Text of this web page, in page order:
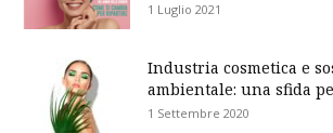
1 Luglio 2021
Industria cosmetica e
ambientale: una sfida
1 Settembre 2020